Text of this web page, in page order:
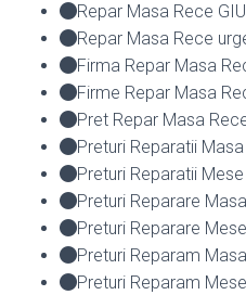
Repar Masa Rece
Repar Masa Rece
Firma Repar Masa
Firme Repar Masa
Pret Repar Masa
Preturi Reparatii
Preturi Reparatii
Preturi Reparare
Preturi Reparare
Preturi Reparam
Preturi Reparam